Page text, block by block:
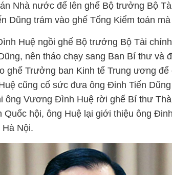
Nhà nước để lên ghế Bộ trưởng Bộ
Dũng trám vào ghế Tổng Kiểm toán
Huệ ngồi ghế Bộ trưởng Bộ Tài
nên tháo chạy sang Ban Bí thư và
ghế Trưởng ban Kinh tế Trung ương
cũng cố sức đưa ông Đinh Tiến
ông Vương Đình Huệ rời ghế Bí thư
Quốc hội, ông Huệ lại giới thiệu ông
Nội.